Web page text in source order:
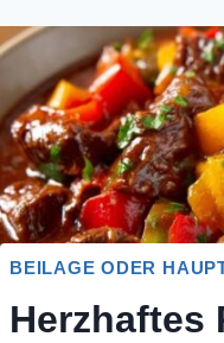
BEILAGE ODER
Herzhaftes